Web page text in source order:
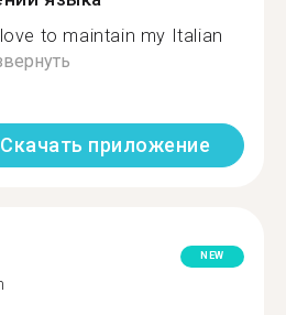
to maintain my Italian
Скачать приложение
NEW